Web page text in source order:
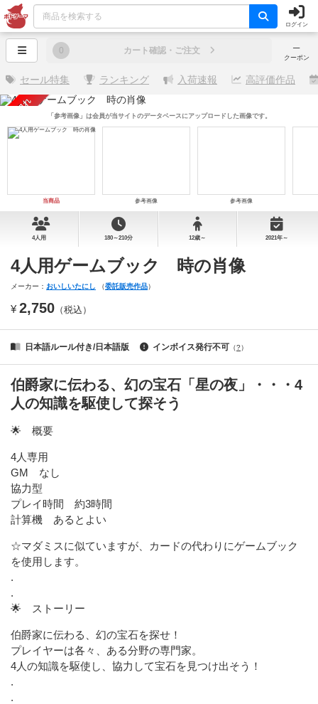
ログイン
─
クーポン
0 カート確認・ご注文
セール特集 ランキング 入荷速報 高評価作品
売り切れ
当商品 参考画像 参考画像
「参考画像」は会員が当サイトのデータベースにアップロードした画像です。
4人用 180～210分 12歳～ 2021年～
4人用ゲームブック 時の肖像
メーカー： おいしいたにし （委託販売作品）
¥ 2,750 （税込）
日本語ルール付き/日本語版 インボイス発行不可 （?）
伯爵家に伝わる、幻の宝石「星の夜」・・・4
人の知識を駆使して探そう
🌟 概要
4人専用
GM なし
協力型
プレイ時間 約3時間
計算機 あるとよい
☆マダミスに似ていますが、カードの代わりにゲームブック
を使用します。
.
.
🌟 ストーリー
伯爵家に伝わる、幻の宝石を探せ！
プレイヤーは各々、ある分野の専門家。
4人の知識を駆使し、協力して宝石を見つけ出そう！
.
.